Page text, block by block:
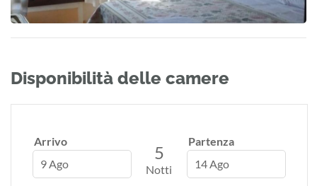
Disponibilità delle camere
Arrivo
9 Ago
5
Notti
Partenza
14 Ago